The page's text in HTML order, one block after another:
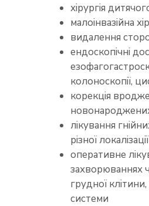
хірургія
малоінвазійна
видалення
ендоскопічні
колоноскопії,
корекція
лікування
різної локалізації
оперативне
захворюваннях
грудної
системи